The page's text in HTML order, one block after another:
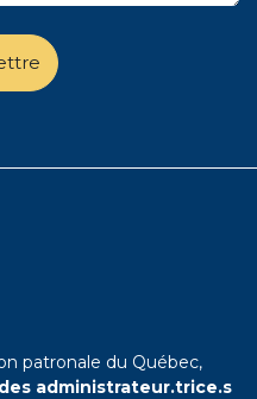
patronale du Québec,
administrateur.trice.s